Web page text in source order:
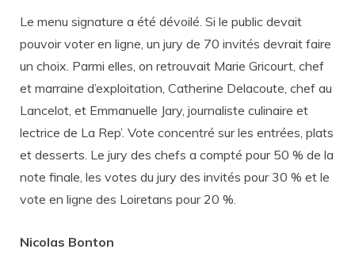
Le menu signature a été dévoilé. Si le public devait
pouvoir voter en ligne, un jury de 70 invités devrait faire
un choix. Parmi elles, on retrouvait Marie Gricourt, chef
et marraine d’exploitation, Catherine Delacoute, chef au
Lancelot, et Emmanuelle Jary, journaliste culinaire et
lectrice de La Rep’. Vote concentré sur les entrées, plats
et desserts. Le jury des chefs a compté pour 50 % de la
note finale, les votes du jury des invités pour 30 % et le
vote en ligne des Loiretans pour 20 %.
Nicolas Bonton